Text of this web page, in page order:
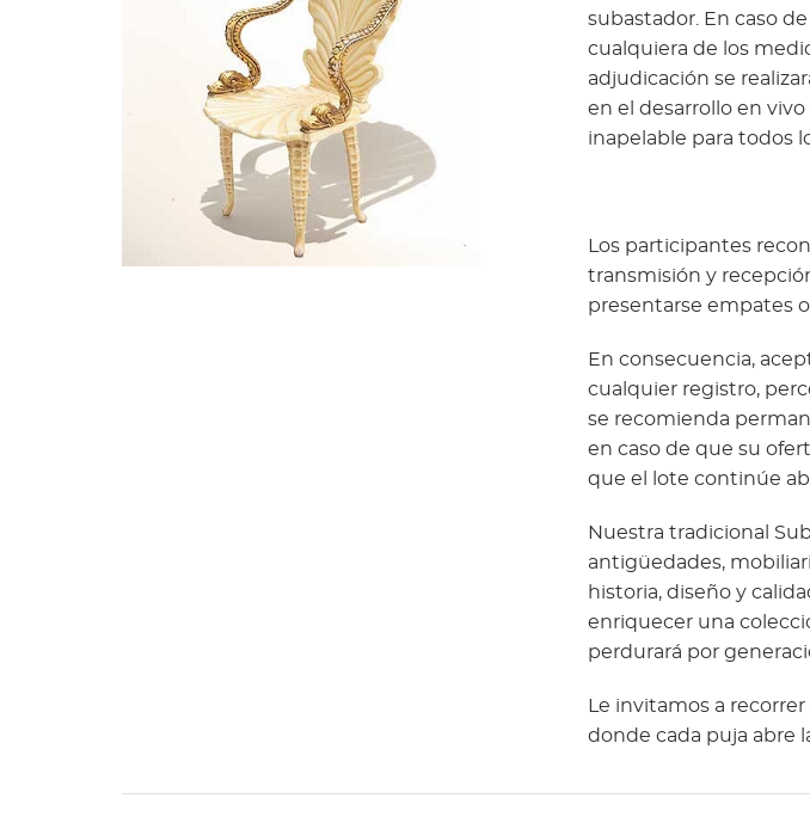
subastador. En caso
cualquiera de los
adjudicación se
en el desarrollo en
inapelable para todos
Los participantes
transmisión y
presentarse empates
En consecuencia,
cualquier registro,
se recomienda
en caso de que su
que el lote continúe
Nuestra tradicional
antigüedades,
historia, diseño y
enriquecer una
perdurará por
Le invitamos a
donde cada puja abre